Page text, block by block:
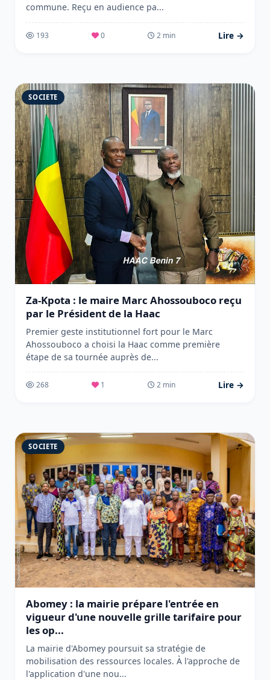
commune. Reçu en audience pa...
193 0 2 min Lire →
SOCIETE
Za-Kpota : le maire Marc Ahossouboco reçu
par le Président de la Haac
Premier geste institutionnel fort pour le Marc
Ahossouboco a choisi la Haac comme première
étape de sa tournée auprès de...
268 1 2 min Lire →
SOCIETE
Abomey : la mairie prépare l'entrée en
vigueur d'une nouvelle grille tarifaire pour
les op...
La mairie d'Abomey poursuit sa stratégie de
mobilisation des ressources locales. À l'approche de
l'application d'une nou...